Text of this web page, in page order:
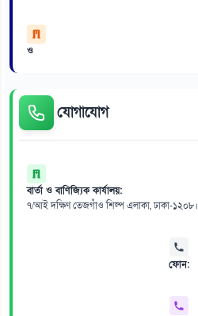
ও
যোগাযোগ
বার্তা ও বাণিজ্যিক কার্যালয়:
৭/আই দক্ষিণ তেজগাঁও শিল্প এলাকা, ঢাকা-১২০৮।
ফোন: